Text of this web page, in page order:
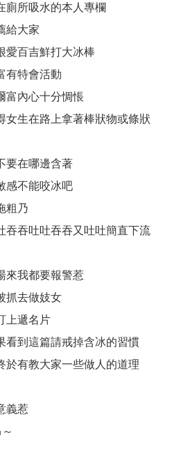
廁所吸水的本人專欄
給大家
愛百吉鮮打大冰棒
有特會活動
富內心十分惆悵
女生在路上拿著棒狀物或條狀
要在哪邊含著
感不能咬冰吧
粗乃
吞吞吐吐吞吞又吐吐簡直下流
來我都要報警惹
抓去做妓女
上遞名片
看到這篇請戒掉含冰的習慣
於有教大家一些做人的道理
義惹